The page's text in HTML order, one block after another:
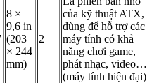
8 ×
9,6 in
(203
× 244
mm)
2
của kỹ thuật ATX,
dùng để hỗ trợ các
máy tính có khả
năng chơi game,
phát nhạc, video…
(máy tính hiện đại)